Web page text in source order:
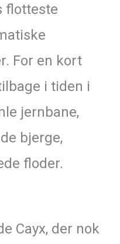
flotteste
For en kort
i tiden i
jernbane,
bjerge,
floder.
Cayx, der nok